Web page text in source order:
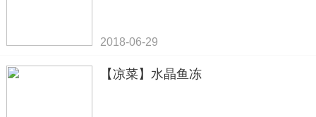
2018-06-29
【凉菜】水晶鱼冻